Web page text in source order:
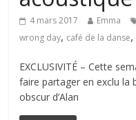
4 mars 2017 Emma
wrong day, café de la danse,
EXCLUSIVITÉ – Cette
faire partager en exclu la
obscur d’Alan